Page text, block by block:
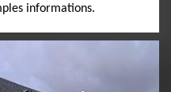
informations.